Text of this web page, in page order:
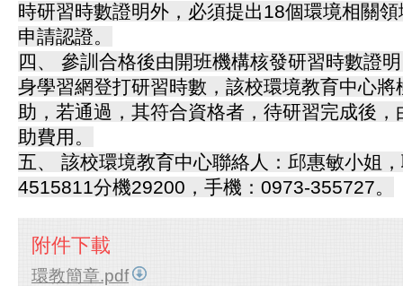
時研習時數證明外，必須提出18個環境相關
申請認證。
四、 參訓合格後由開班機構核發研習時數證
身學習網登打研習時數，該校環境教育中心將
助，若通過，其符合資格者，待研習完成後
助費用。
五、 該校環境教育中心聯絡人：邱惠敏小姐
4515811分機29200，手機：0973-355727。
附件下載
環教簡章.pdf